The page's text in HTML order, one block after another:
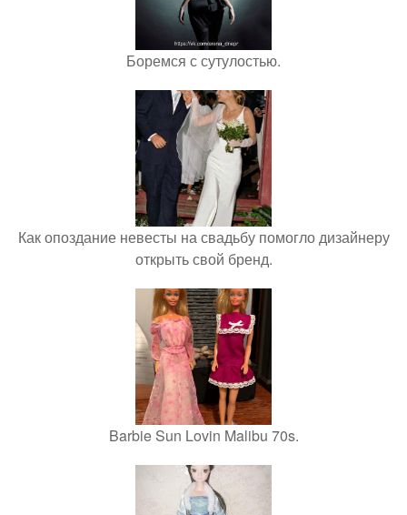
Боремся с сутулостью.
Как опоздание невесты на свадьбу помогло дизайнеру
открыть свой бренд.
Barbie Sun Lovin Malibu 70s.